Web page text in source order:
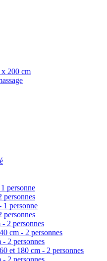
200 cm
personne
personnes
1 personne
personnes
2 personnes
cm - 2 personnes
2 personnes
et 180 cm - 2 personnes
2 personnes